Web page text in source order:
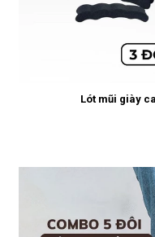
Lót mũi giày